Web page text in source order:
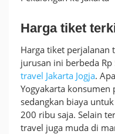
Harga tiket
Harga tiket perjalanan
jurusan ini berbeda
travel Jakarta Jogja.
Yogyakarta
sedangkan biaya
200 ribu saja. Selain
travel juga muda di